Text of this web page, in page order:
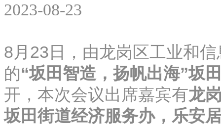
2023-08-23
8月23日，由龙岗区工业和
的“坂田智造，扬帆出海”坂
开，本次会议出席嘉宾有龙
坂田街道经济服务办， 乐安